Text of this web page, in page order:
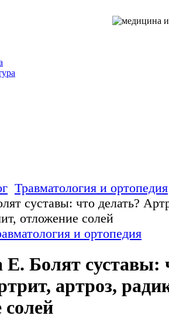
Травматология и ортопедия
суставы: что делать?
отложение солей
и ортопедия
Е. Болят суставы:
артроз,
солей